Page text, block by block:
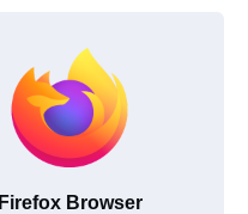
Firefox Browser